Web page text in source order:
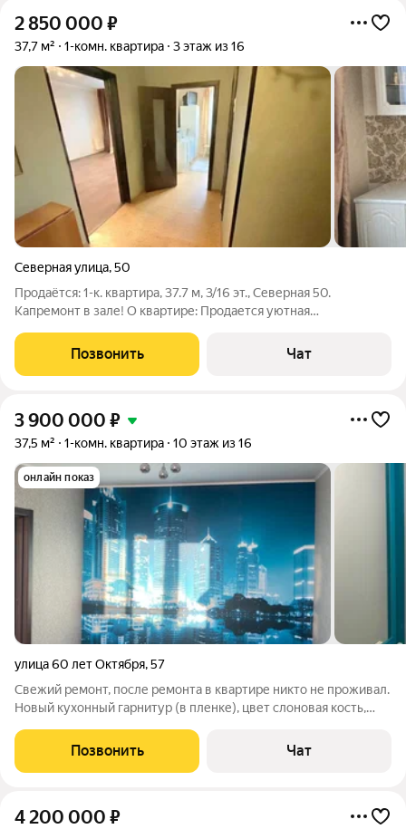
2 850 000 ₽
37,7 м² 1-комн. квартира 3 этаж из 16
Северная улица,50
Продаётся: 1-к. квартира, 37.7 м, 3/16 эт., Северная 50.
Капремонт в зале! О квартире: Продается уютная
дома (1992 г.п., серия П-44). Параметры: Общая площадь: 37.7 м
Кухня: 8 м Высота
Позвонить Чат
3 900 000 ₽
37,5 м² 1-комн. квартира 10 этаж из 16
онлайн показ
улица 60 лет Октября,57
Свежий ремонт, после ремонта в квартире никто не проживал.
Новый кухонный гарнитур (в пленке), цвет слоновая кость,
3. Система фильтрации воды Аквафор; 4. Принудительная
вытяжка Krona.
Позвонить Чат
4 200 000 ₽